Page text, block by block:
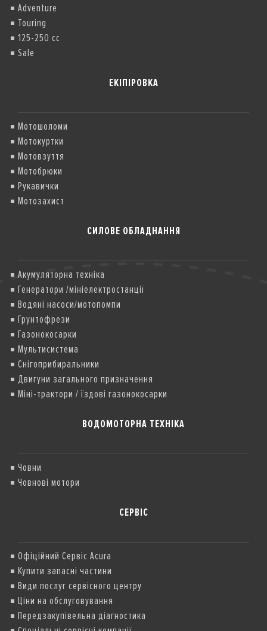
Adventure
Touring
125-250 cc
Sale
ЕКІПІРОВКА
Мотошоломи
Мотокуртки
Мотовзуття
Мотобрюки
Рукавички
Мотозахист
СИЛОВЕ ОБЛАДНАННЯ
Акумуляторна техніка
Генератори /мініелектростанції
Водяні насоси/мотопомпи
Грунтофрези
Газонокосарки
Мультисистема
Снігоприбиральники
Двигуни загального призначення
Міні-трактори / їздові газонокосарки
ВОДОМОТОРНА ТЕХНІКА
Човни
Човнові мотори
СЕРВІС
Офіційний Сервіс Acura
Купити запасні частини
Види послуг сервісного центру
Ціни на обслуговування
Передзакупівельна діагностика